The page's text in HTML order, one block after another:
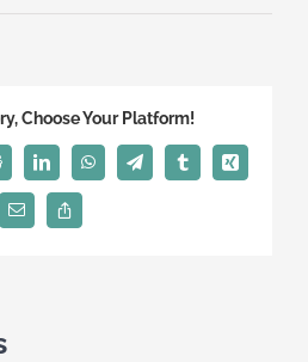
Choose Your Platform!
LinkedInWhatsAppTelegramTumblrXing
Email
Copy
Link